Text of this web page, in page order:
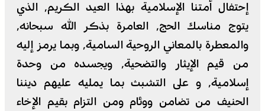
إحتفال أمتنا الإسلامية بهذا العيد الكريم٬ الذي
يتوج مناسك الحج٬ العامرة بذكر الله سبحانه٬
والمعطرة بالمعاني الروحية السامية٬ وبما يرمز إليه
من قيم الإيثار والتضحية٬ ويجسده من وحدة
إسلامية٬ و على التشبث بما يمليه عليهم ديننا
الحنيف من تضامن ووئام ومن التزام بقيم الإخاء